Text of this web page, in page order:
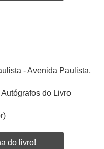
- Avenida Paulista,
do Livro
do livro!